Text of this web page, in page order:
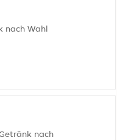
nach Wahl
nach